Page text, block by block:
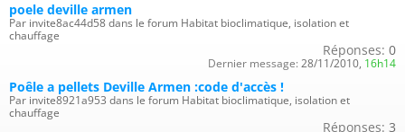
poele deville armen
Par invite8ac44d58 dans le forum Habitat bioclimatique, isolation et
chauffage
Réponses: 0
Dernier message: 28/11/2010, 16h14
Poêle a pellets Deville Armen :code d'accès !
Par invite8921a953 dans le forum Habitat bioclimatique, isolation et
chauffage
Réponses: 3